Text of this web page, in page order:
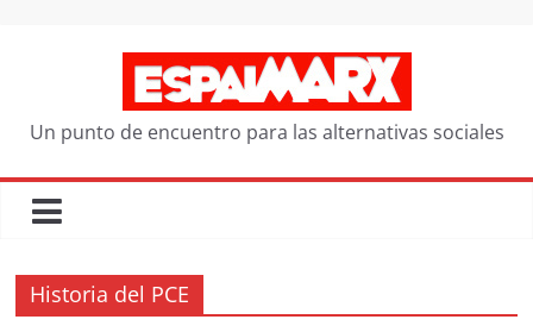
Un punto de encuentro para las alternativas sociales
Historia del PCE